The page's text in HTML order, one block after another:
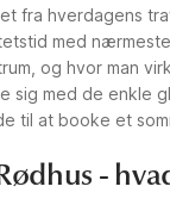
fra hverdagens
med
og hvor man
sig med de enkle
til at booke et
-